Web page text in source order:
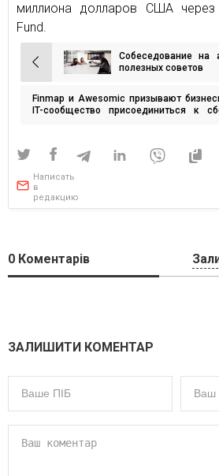
миллиона долларов США
Fund.
Навигация
по
записям
Собеседование на
полезных советов
Finmap и Awesomic призывают
IT-сообщество присоединиться к
Написать
в
редакцию
0 Коментарів
ЗАЛИШИТИ КОМЕНТАР